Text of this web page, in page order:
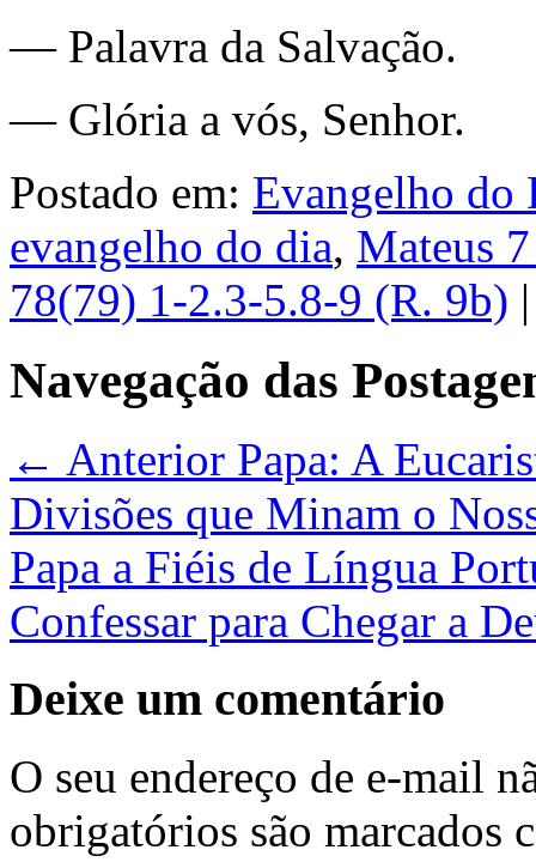
— Palavra da Salvação.
— Glória a vós, Senhor.
Postado em: Evangelho do
evangelho do dia, Mateus
78(79) 1-2.3-5.8-9 (R. 9b)
Navegação das
← Anterior Papa: A
Divisões que Minam o
Papa a Fiéis de Língua
Confessar para Chegar a
Deixe um comentário
O seu endereço de e-mail
obrigatórios são marcados